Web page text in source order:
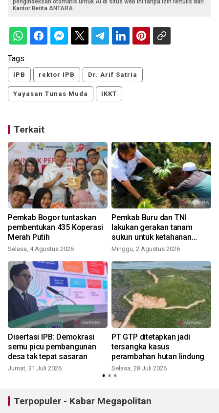
pengindeksan otomatis untuk AI di situs web ini tanpa izin tertulis dari
Kantor Berita ANTARA.
Tags:
IPB rektor IPB Dr. Arif Satria
Yayasan Tunas Muda IKKT
Terkait
Pemkab Bogor tuntaskan
pembentukan 435 Koperasi
Merah Putih
Selasa, 4 Agustus 2026
Pemkab Buru dan TNI
lakukan gerakan tanam
sukun untuk ketahanan
pangan
Minggu, 2 Agustus 2026
Disertasi IPB: Demokrasi
semu picu pembangunan
desa tak tepat sasaran
Jumat, 31 Juli 2026
PT GTP ditetapkan jadi
tersangka kasus
perambahan hutan lindung
Selasa, 28 Juli 2026
Terpopuler - Kabar Megapolitan